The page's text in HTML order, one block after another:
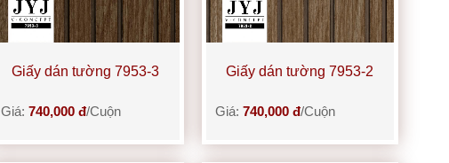
Giấy dán tường 7953-3
Giá: 740,000 đ/Cuộn
Giấy dán tường 7953-2
Giá: 740,000 đ/Cuộn